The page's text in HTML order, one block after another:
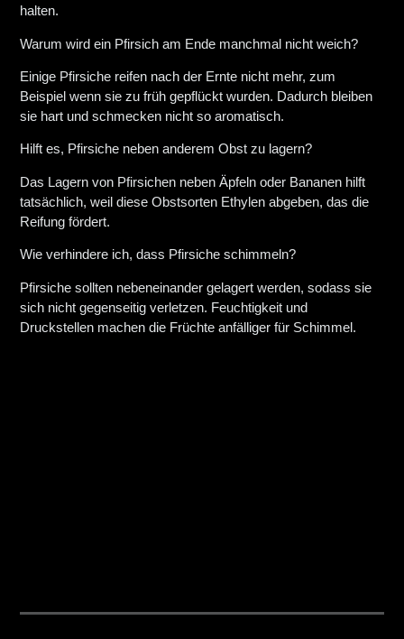
halten.
Warum wird ein Pfirsich am Ende manchmal nicht weich?
Einige Pfirsiche reifen nach der Ernte nicht mehr, zum
Beispiel wenn sie zu früh gepflückt wurden. Dadurch bleiben
sie hart und schmecken nicht so aromatisch.
Hilft es, Pfirsiche neben anderem Obst zu lagern?
Das Lagern von Pfirsichen neben Äpfeln oder Bananen hilft
tatsächlich, weil diese Obstsorten Ethylen abgeben, das die
Reifung fördert.
Wie verhindere ich, dass Pfirsiche schimmeln?
Pfirsiche sollten nebeneinander gelagert werden, sodass sie
sich nicht gegenseitig verletzen. Feuchtigkeit und
Druckstellen machen die Früchte anfälliger für Schimmel.